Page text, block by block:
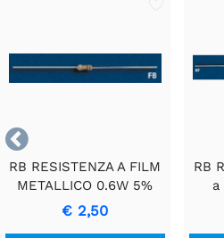

RB RESISTENZA A FILM
METALLICO 0.6W 5%
2E2 - Resistenza di
Precisione Durevole
€ 2,50
RB